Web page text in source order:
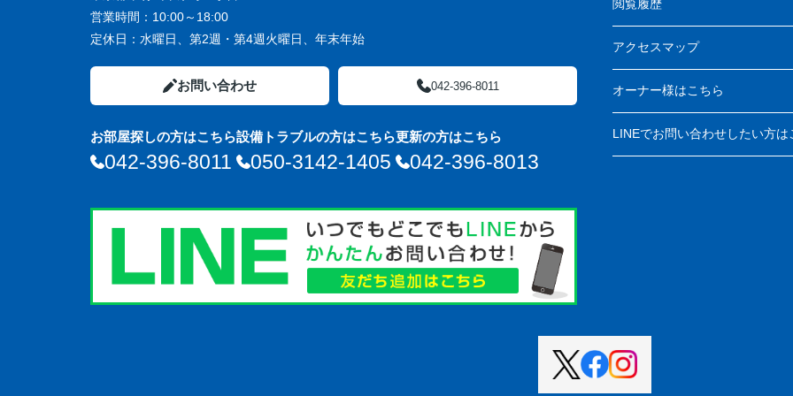
営業時間： 10:00～18:00
定休日： 水曜日、第2週・第4週火曜日、年末年始
お問い合わせ 042-396-8011
お部屋探しの方はこちら
042-396-8011
設備トラブルの方はこちら
050-3142-1405
更新の方はこちら
042-396-8013
閲覧履歴
アクセスマップ
オーナー様はこちら
LINEでお問い合わせしたい方は